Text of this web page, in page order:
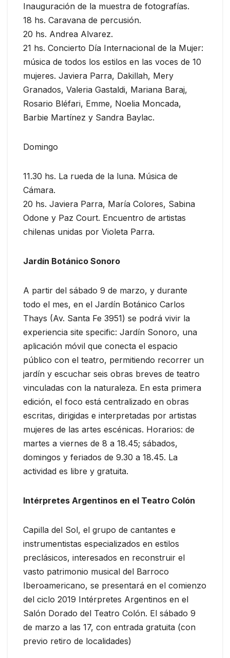
Inauguración de la muestra de fotografías.
18 hs. Caravana de percusión.
20 hs. Andrea Alvarez.
21 hs. Concierto Día Internacional de la Mujer:
música de todos los estilos en las voces de 10
mujeres. Javiera Parra, Dakillah, Mery
Granados, Valeria Gastaldi, Mariana Baraj,
Rosario Bléfari, Emme, Noelia Moncada,
Barbie Martínez y Sandra Baylac.
Domingo
11.30 hs. La rueda de la luna. Música de
Cámara.
20 hs. Javiera Parra, María Colores, Sabina
Odone y Paz Court. Encuentro de artistas
chilenas unidas por Violeta Parra.
Jardín Botánico Sonoro
A partir del sábado 9 de marzo, y durante
todo el mes, en el Jardín Botánico Carlos
Thays (Av. Santa Fe 3951) se podrá vivir la
experiencia site specific: Jardín Sonoro, una
aplicación móvil que conecta el espacio
público con el teatro, permitiendo recorrer un
jardín y escuchar seis obras breves de teatro
vinculadas con la naturaleza. En esta primera
edición, el foco está centralizado en obras
escritas, dirigidas e interpretadas por artistas
mujeres de las artes escénicas. Horarios: de
martes a viernes de 8 a 18.45; sábados,
domingos y feriados de 9.30 a 18.45. La
actividad es libre y gratuita.
Intérpretes Argentinos en el Teatro Colón
Capilla del Sol, el grupo de cantantes e
instrumentistas especializados en estilos
preclásicos, interesados en reconstruir el
vasto patrimonio musical del Barroco
Iberoamericano, se presentará en el comienzo
del ciclo 2019 Intérpretes Argentinos en el
Salón Dorado del Teatro Colón. El sábado 9
de marzo a las 17, con entrada gratuita (con
previo retiro de localidades)